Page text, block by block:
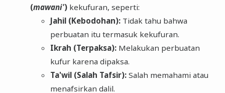
(mawani')kekufuran, seperti:
Jahil (Kebodohan):Tidak tahu bahwa
perbuatan itu termasuk kekufuran.
Ikrah (Terpaksa):Melakukan perbuatan
kufur karena dipaksa.
Ta'wil (Salah Tafsir):Salah memahami atau
menafsirkan dalil.